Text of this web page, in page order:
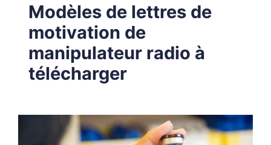
Modèles de lettres de
motivation de
manipulateur radio à
télécharger